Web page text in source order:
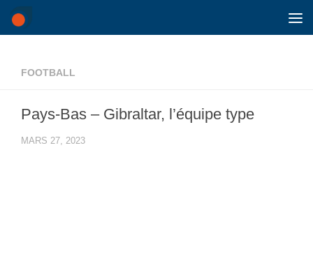
Skip to content
FOOTBALL
Pays-Bas – Gibraltar, l’équipe type
MARS 27, 2023